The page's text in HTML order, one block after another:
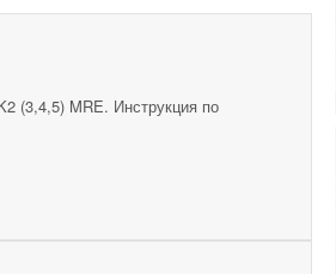
(3,4,5) MRE. Инструкция по